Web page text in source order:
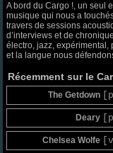
A bord du Cargo !, un seul
musique qui nous a
travers de sessions
d’interviews et de
électro, jazz,
et la langue nous
Récemment sur le
The Getdown
Deary
Chelsea Wolfe